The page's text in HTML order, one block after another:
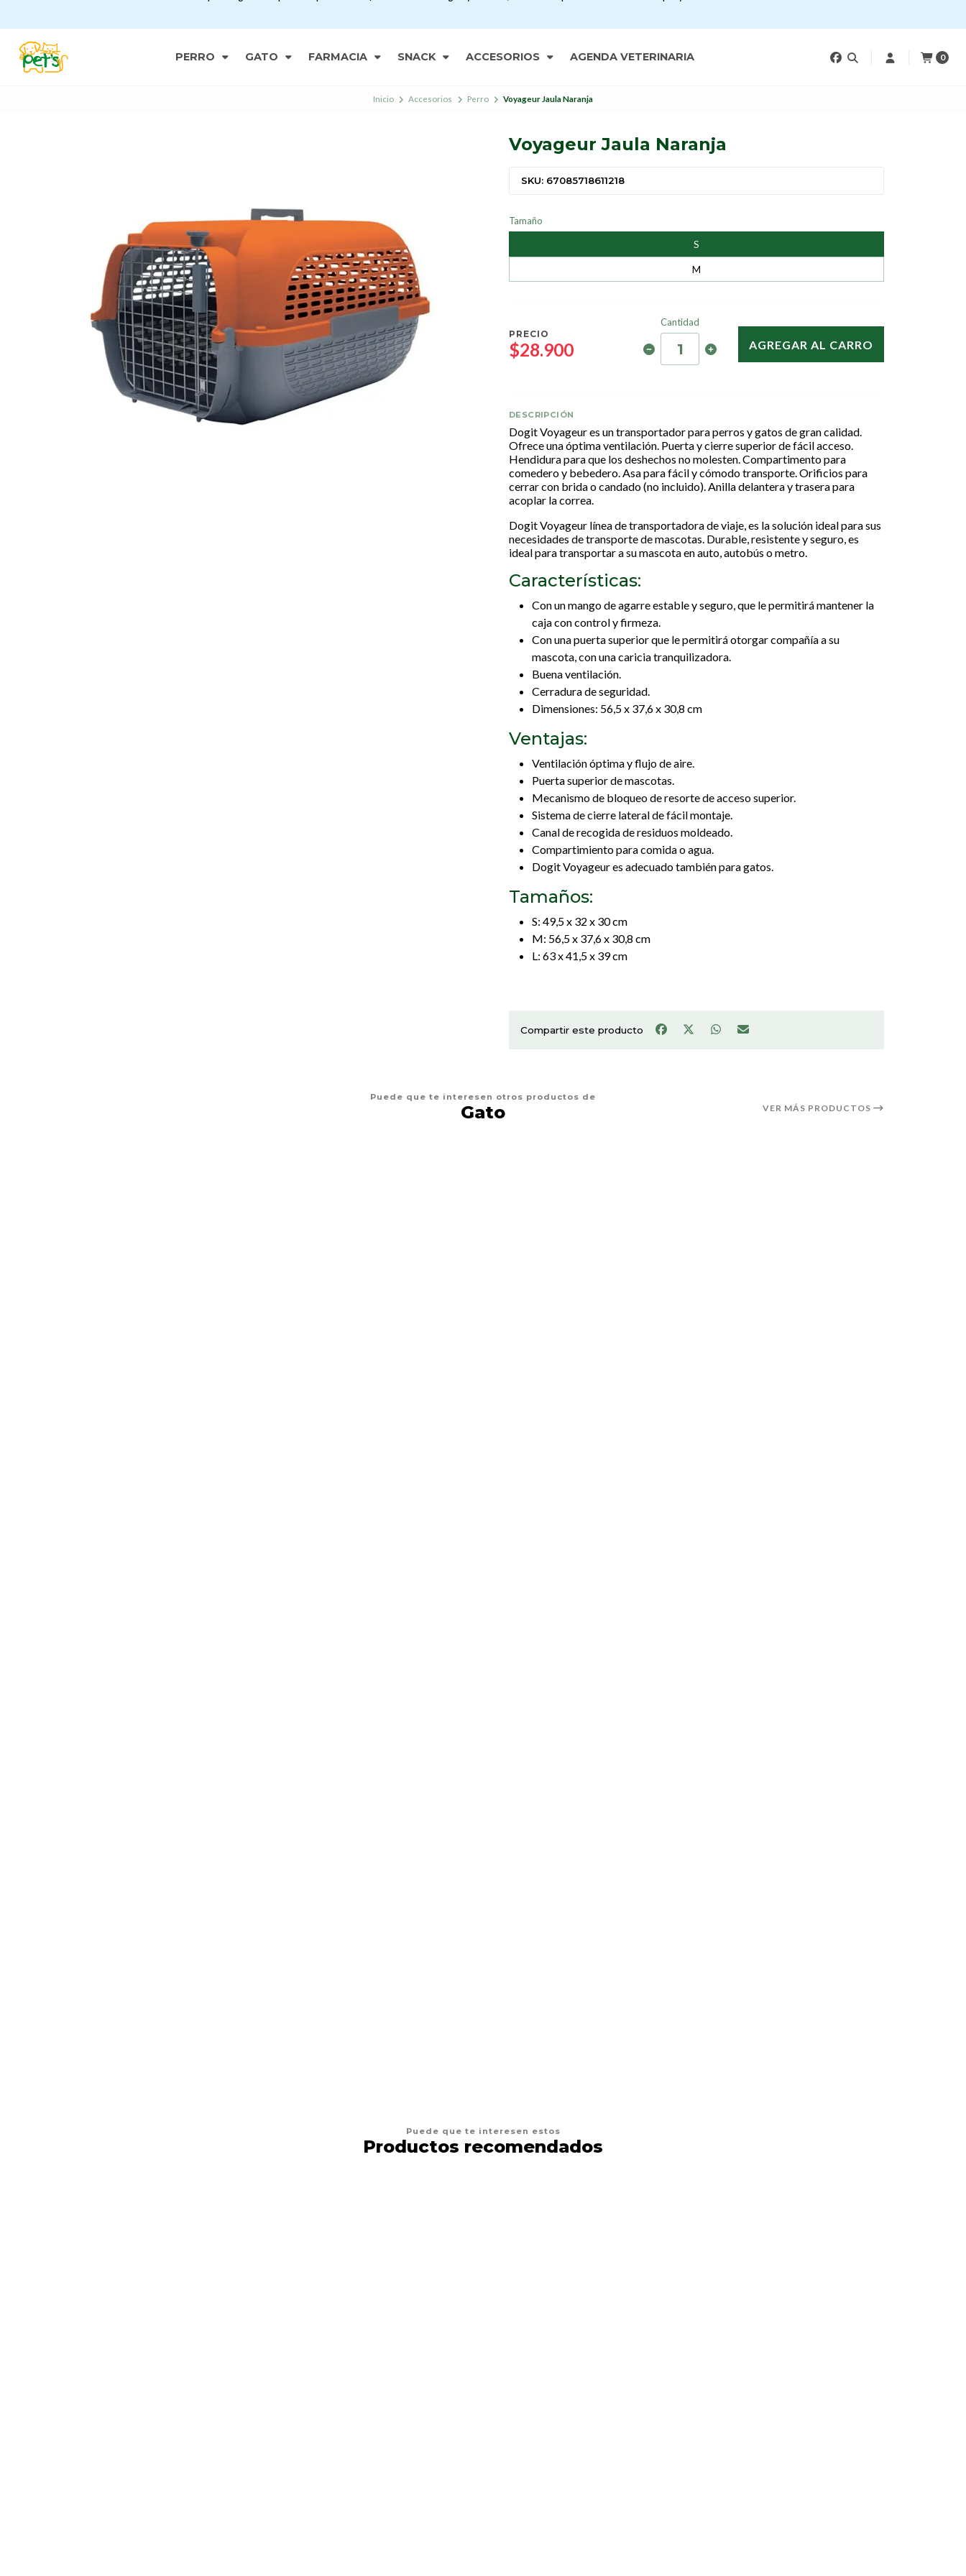
PERRO GATO FARMACIA SNACK ACCESORIOS AGENDA VETERINARIA 0
Inicio Accesorios Perro Voyageur Jaula Naranja
Voyageur Jaula Naranja
SKU: 67085718611218
Tamaño
S
M
PRECIO
$28.900
Cantidad
AGREGAR AL CARRO
DESCRIPCIÓN
Dogit Voyageur es un transportador para perros y gatos de gran calidad.
Ofrece una óptima ventilación. Puerta y cierre superior de fácil acceso.
Hendidura para que los deshechos no molesten. Compartimento para
comedero y bebedero. Asa para fácil y cómodo transporte. Orificios para
cerrar con brida o candado (no incluido). Anilla delantera y trasera para
acoplar la correa.
Dogit Voyageur línea de transportadora de viaje, es la solución ideal para sus
necesidades de transporte de mascotas. Durable, resistente y seguro, es
ideal para transportar a su mascota en auto, autobús o metro.
Características:
Con un mango de agarre estable y seguro, que le permitirá mantener la
caja con control y firmeza.
Con una puerta superior que le permitirá otorgar compañía a su
mascota, con una caricia tranquilizadora.
Buena ventilación.
Cerradura de seguridad.
Dimensiones: 56,5 x 37,6 x 30,8 cm
Ventajas:
Ventilación óptima y flujo de aire.
Puerta superior de mascotas.
Mecanismo de bloqueo de resorte de acceso superior.
Sistema de cierre lateral de fácil montaje.
Canal de recogida de residuos moldeado.
Compartimiento para comida o agua.
Dogit Voyageur es adecuado también para gatos.
Tamaños:
S: 49,5 x 32 x 30 cm
M: 56,5 x 37,6 x 30,8 cm
L: 63 x 41,5 x 39 cm
Compartir este producto
Puede que te interesen otros productos de
Gato VER MÁS PRODUCTOS
Puede que te interesen estos
Productos recomendados